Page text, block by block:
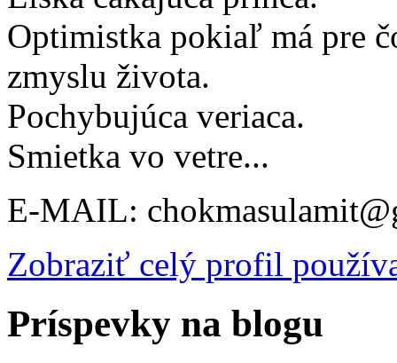
Optimistka pokiaľ má pre
zmyslu života.
Pochybujúca veriaca.
Smietka vo vetre...
E-MAIL:
Zobraziť celý profil
Príspevky na blogu